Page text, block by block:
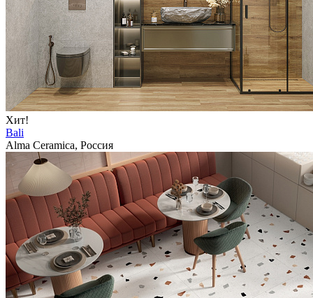
Хит!
Bali
Alma Ceramica, Россия